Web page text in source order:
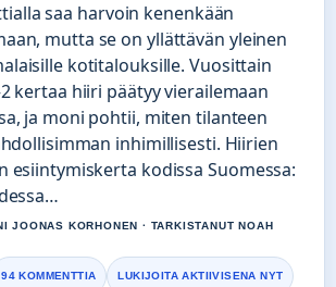
saa harvoin kenenkään
mutta se on yllättävän yleinen
kotitalouksille. Vuosittain
kertaa hiiri päätyy vierailemaan
ja moni pohtii, miten tilanteen
inhimillisesti. Hiirien
esiintymiskerta kodissa Suomessa:
JOONAS KORHONEN · TARKISTANUT NOAH
94 KOMMENTTIA LUKIJOITA AKTIIVISENA NYT